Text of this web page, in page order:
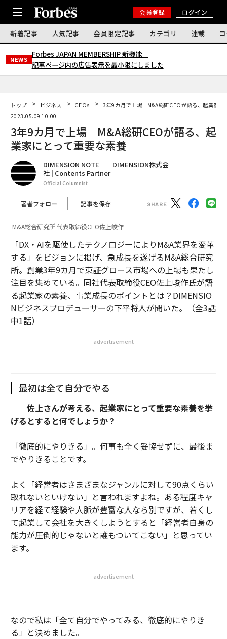
会員登録 ログイン
新着記事 人気記事 会員限定記事 カテゴリ 連載
NEWS
Forbes JAPAN MEMBERSHIP 新機能｜
記事ページ内の広告表示を最小限にしました
トップ ビジネス CEOs
3年9カ月で上場 M&A総研CEOが語る、起業家に
2023.05.09 10:00
3年9カ月で上場 M&A総研CEOが語る、起
業家にとって重要な素養
DIMENSION NOTE──DIMENSION株式会
社 | Contents Partner
Official Columnist
著者フォロー 記事を保存
M&A総合研究所 代表取締役CEO佐上峻作
「DX・AIを駆使したテクノロジーによりM&A業界を変革
する」をビジョンに掲げ、急成長を遂げるM&A総合研究
所。創業3年9カ月で東証グロース市場への上場も果たし
注目を集めている。同社代表取締役CEO佐上峻作氏が語
る起業家の素養、事業成長のポイントとは？DIMENSIO
Nビジネスプロデューサーの下平将人が聞いた。（全3話
中1話）
advertisement
最初は全て自分でやる
──佐上さんが考える、起業家にとって重要な素養を挙
げるとすると何でしょうか？
「徹底的にやりきる」。何事も全く妥協せずに、最後ま
でやりきることです。
よく「経営者はさまざまなジャンルに対して90点くらい
取れないといけない」と言われますよね。ある程度キャ
リアを経て経験や人脈が豊富な人なら別ですが、若くし
て起業して会社を大きくしようとすると「経営者自身の
能力が圧倒的じゃないと誰もついてこない」と思ってい
ます。
advertisement
なので私は「全て自分でやってみる、徹底的にやりき
る」と決めました。